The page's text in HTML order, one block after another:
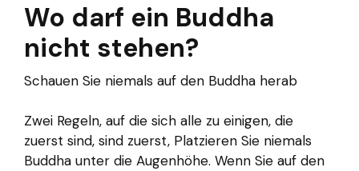
Wo darf ein Buddha
nicht stehen?
Schauen Sie niemals auf den Buddha herab
Zwei Regeln, auf die sich alle zu einigen, die
zuerst sind, sind zuerst, Platzieren Sie niemals
Buddha unter die Augenhöhe. Wenn Sie auf den